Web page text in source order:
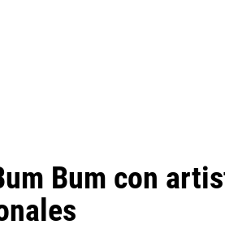
Bum con